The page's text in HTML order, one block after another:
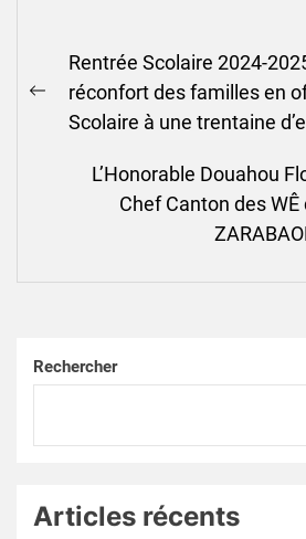
de
l’article
Previous
post:
Rentrée Scolaire 2024-2025
réconfort des familles en
Scolaire à une trentaine
L’Honorable Douahou
Chef Canton des
Rechercher
Articles récents